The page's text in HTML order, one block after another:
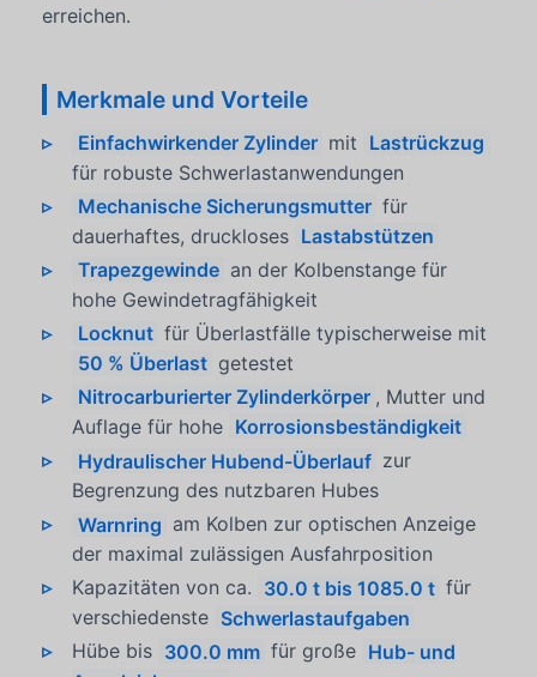
erreichen.
Merkmale und Vorteile
Einfachwirkender Zylinder mit Lastrückzug
für robuste Schwerlastanwendungen
Mechanische Sicherungsmutter für
dauerhaftes, druckloses Lastabstützen
Trapezgewinde an der Kolbenstange für
hohe Gewindetragfähigkeit
Locknut für Überlastfälle typischerweise mit
50 % Überlast getestet
Nitrocarburierter Zylinderkörper , Mutter und
Auflage für hohe Korrosionsbeständigkeit
Hydraulischer Hubend-Überlauf zur
Begrenzung des nutzbaren Hubes
Warnring am Kolben zur optischen Anzeige
der maximal zulässigen Ausfahrposition
Kapazitäten von ca. 30.0 t bis 1085.0 t für
verschiedenste Schwerlastaufgaben
Hübe bis 300.0 mm für große Hub- und